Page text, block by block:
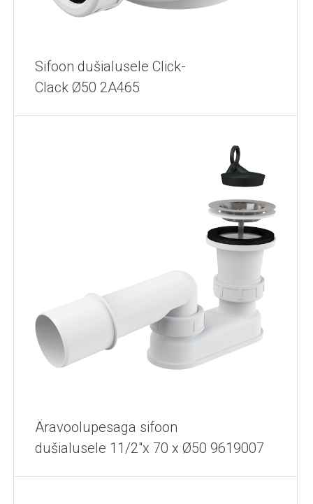
Sifoon dušialusele Click-
Clack Ø50 2A465
Äravoolupesaga sifoon
dušialusele 11/2"x 70 x Ø50 9619007